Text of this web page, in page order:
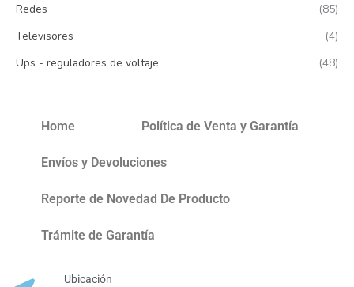
Redes
(85)
Televisores
(4)
Ups - reguladores de voltaje
(48)
Home Política de Venta y Garantía
Envíos y Devoluciones
Reporte de Novedad De Producto
Trámite de Garantía
Ubicación